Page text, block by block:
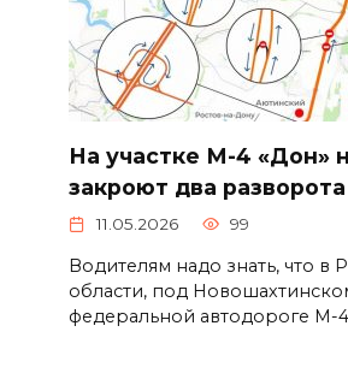
На участке М-4 «Дон»
закроют два разворота
11.05.2026 99
Водителям надо знать, что в
области, под
федеральной автодороге М-